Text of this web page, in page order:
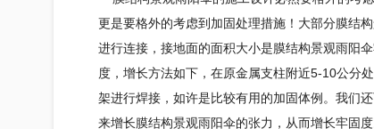
更是要格外的考虑到加固处理措施！大部分膜结构
进行连接，接地面的面积大小是膜结构景观雨阳
度，增长方法如下，在原金属支柱附近5-10公分
架进行焊接，如许是比较有用的加固体例。我们
来增长膜结构景观雨阳伞的张力，从而增长牢固